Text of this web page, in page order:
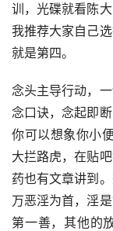
训，光碟就看陈
我推荐大家自己
就是第四。
念头主导行动，
念口诀，念起即
你可以想象你小
大拦路虎，在贴
药也有文章讲到
万恶淫为首，淫
第一善，其他的